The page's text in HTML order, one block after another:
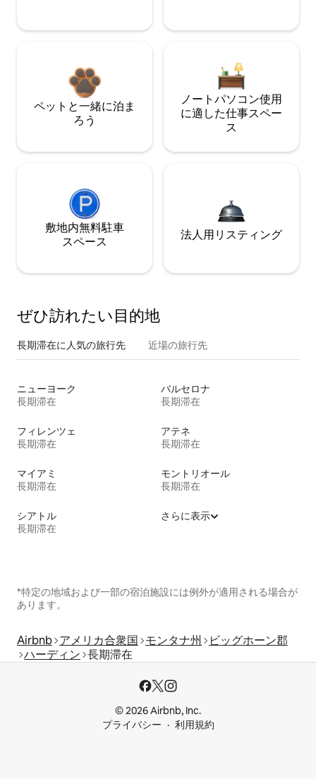
ペットと一緒に泊ま
ろう
ノートパソコン使用
に適した仕事スペー
ス
敷地内無料駐⁠車
ス⁠ペ⁠ー⁠ス
法人用リスティング
ぜひ訪⁠れ⁠た⁠い目⁠的⁠地
長期滞在に人気の旅行先 近場の旅行先
ニューヨーク
長期滞在
バルセロナ
長期滞在
フィレンツェ
長期滞在
アテネ
長期滞在
マイアミ
長期滞在
モントリオール
長期滞在
シアトル
長期滞在
さらに表示
*特定の地域および一部の宿泊施設には例外が適用される場合が
あります。
Airbnb アメリカ合衆国 モンタナ州
ビッグホーン郡
ハーディン 長期滞在
© 2026 Airbnb, Inc.
プライバシー
利用規約